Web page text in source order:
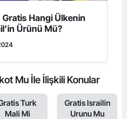
Hangi Ülkenin
Ürünü Mü?
Mu İle İlişkili Konular
Turk
Mali Mi
Gratis Israilin
Urunu Mu